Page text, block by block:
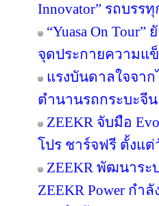
Innovator” รถบรร
“Yuasa On
จุดประกายความแ
แรงบันดาลใจจาก
ตำนานรถกระบะจี
ZEEKR จับมือ
โปร ชาร์จฟรี ตั้งแต่
ZEEKR พัฒนาร
ZEEKR Power กำ